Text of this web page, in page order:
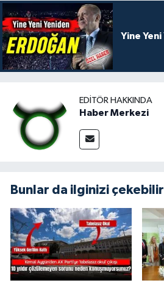
Yine
EDITÖR HAKKINDA
Haber Merkezi
Bunlar da ilginizi çekebilir